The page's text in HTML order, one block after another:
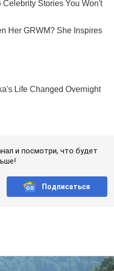
и посмотри, что будет
Подписаться